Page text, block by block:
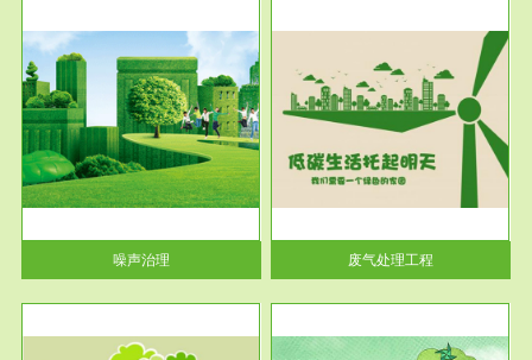
噪声治理
服务范围
废气处理工程
废气处理工程